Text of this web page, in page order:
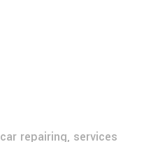
car repairing, services